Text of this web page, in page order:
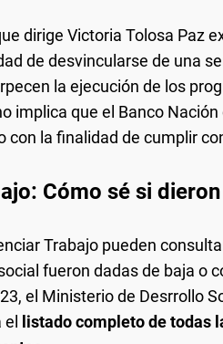
dirige Victoria Tolosa Paz
de desvincularse de una
la ejecución de los
implica que el Banco
con la finalidad de cumplir
Cómo sé si
Trabajo pueden
fueron dadas de baja o
el Ministerio de Desrrollo
el listado completo de todas